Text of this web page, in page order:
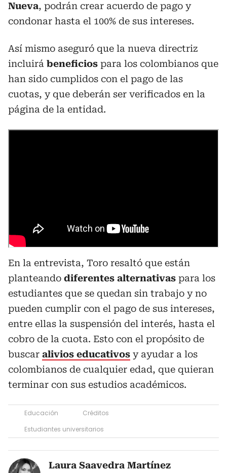
Nueva, podrán crear acuerdo de pago y
condonar hasta el 100% de sus intereses.
Así mismo aseguró que la nueva directriz
incluirá beneficios para los colombianos que
han sido cumplidos con el pago de las
cuotas, y que deberán ser verificados en la
página de la entidad.
En la entrevista, Toro resaltó que están
planteando diferentes alternativas para los
estudiantes que se quedan sin trabajo y no
pueden cumplir con el pago de sus intereses,
entre ellas la suspensión del interés, hasta el
cobro de la cuota. Esto con el propósito de
buscar alivios educativos y ayudar a los
colombianos de cualquier edad, que quieran
terminar con sus estudios académicos.
Educación
Créditos
Estudiantes universitarios
Laura Saavedra Martínez